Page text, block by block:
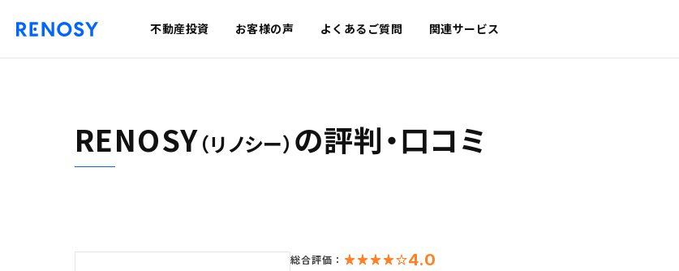
不動産投資 お客様の声 よくあるご質問 関連サービス
RENOSY（リノシー） の評判・口コミ
総合評価： 4.0